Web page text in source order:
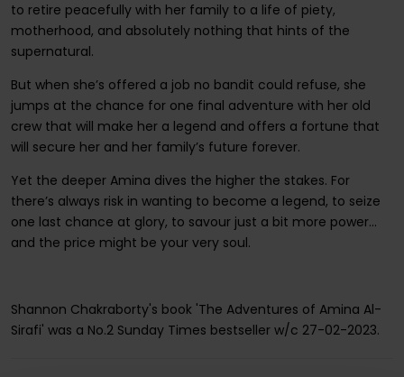
to retire peacefully with her family to a life of piety,
motherhood, and absolutely nothing that hints of the
supernatural.
But when she’s offered a job no bandit could refuse, she
jumps at the chance for one final adventure with her old
crew that will make her a legend and offers a fortune that
will secure her and her family’s future forever.
Yet the deeper Amina dives the higher the stakes. For
there’s always risk in wanting to become a legend, to seize
one last chance at glory, to savour just a bit more power…
and the price might be your very soul.
Shannon Chakraborty's book 'The Adventures of Amina Al-
Sirafi' was a No.2 Sunday Times bestseller w/c 27-02-2023.